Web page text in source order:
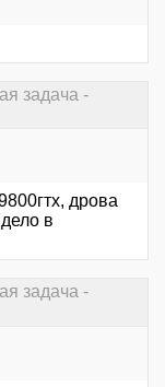
задача -
дрова
в
задача -